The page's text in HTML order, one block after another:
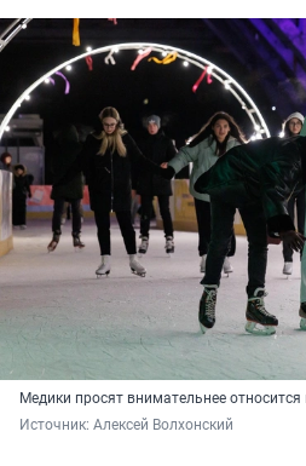
Медики просят внимательнее
Источник: Алексей Волхонский